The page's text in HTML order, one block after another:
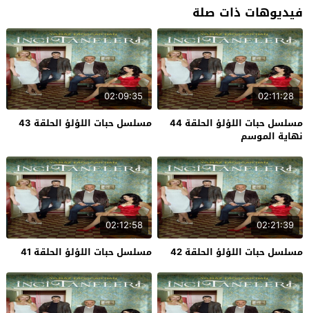
فيديوهات ذات صلة
02:11:28
مسلسل حبات اللؤلؤ الحلقة 44
نهاية الموسم
02:09:35
مسلسل حبات اللؤلؤ الحلقة 43
02:21:39
مسلسل حبات اللؤلؤ الحلقة 42
02:12:58
مسلسل حبات اللؤلؤ الحلقة 41